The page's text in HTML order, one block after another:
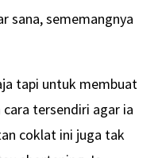
sana, sememangnya
tapi untuk membuat
tersendiri agar ia
coklat ini juga tak